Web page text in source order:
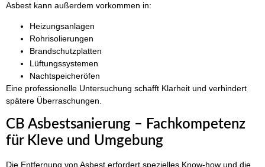
Asbest kann außerdem vorkommen in:
Heizungsanlagen
Rohrisolierungen
Brandschutzplatten
Lüftungssystemen
Nachtspeicheröfen
Eine professionelle Untersuchung schafft Klarheit und verhindert
spätere Überraschungen.
CB Asbestsanierung – Fachkompetenz
für Kleve und Umgebung
Die Entfernung von Asbest erfordert spezielles Know-how und die